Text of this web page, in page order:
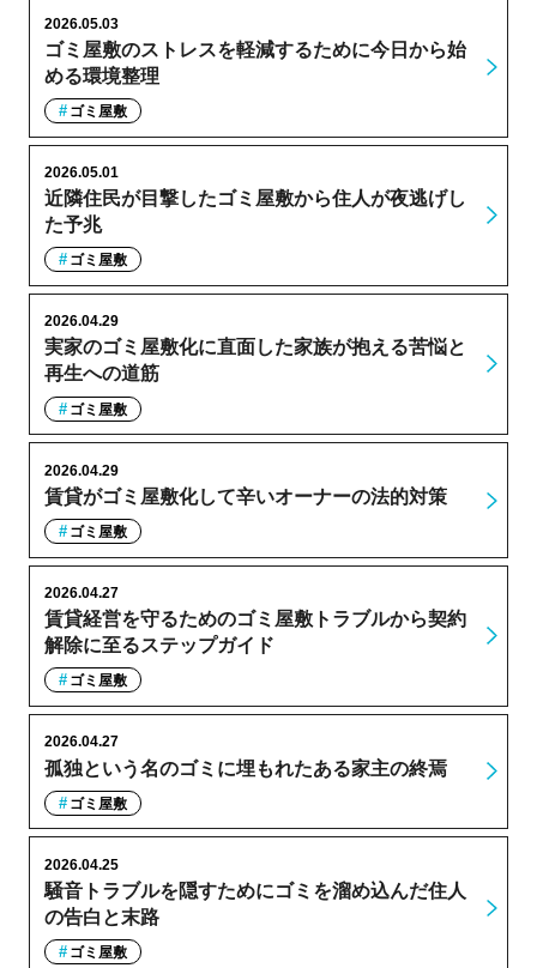
ゴミ屋敷のストレスを軽減するために今日から始
める環境整理
2026.05.03
ゴミ屋敷
近隣住民が目撃したゴミ屋敷から住人が夜逃げし
た予兆
2026.05.01
ゴミ屋敷
実家のゴミ屋敷化に直面した家族が抱える苦悩と
再生への道筋
2026.04.29
ゴミ屋敷
賃貸がゴミ屋敷化して辛いオーナーの法的対策
2026.04.29
ゴミ屋敷
賃貸経営を守るためのゴミ屋敷トラブルから契約
解除に至るステップガイド
2026.04.27
ゴミ屋敷
孤独という名のゴミに埋もれたある家主の終焉
2026.04.27
ゴミ屋敷
騒音トラブルを隠すためにゴミを溜め込んだ住人
の告白と末路
2026.04.25
ゴミ屋敷